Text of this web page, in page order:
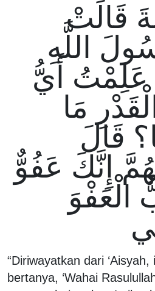
قَالَتْ
اللَّهِ
عَلِمْتُ أَيُّ
مَا
قَالَ
إِنَّكَ عَفُوٌّ
الْعَفْوَ
“Diriwayatkan dari
bertanya, ‘Wahai